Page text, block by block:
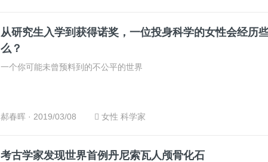
从研究生入学到获得诺奖，一位投身科学的女性会经历
么？
一个你可能未曾预料到的不公平的世界
郝春晖 · 2019/03/08 女性 科学家
考古学家发现世界首例丹尼索瓦人颅骨化石